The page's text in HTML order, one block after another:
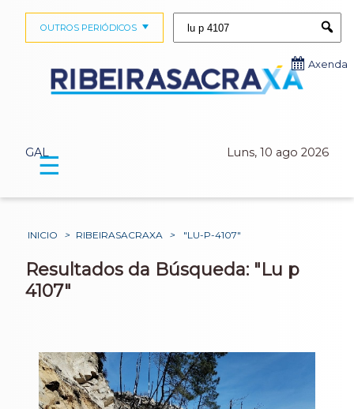
GAL Luns, 10 ago 2026
OUTROS PERIÓDICOS
Axenda
☰
INICIO > RIBEIRASACRAXA > "LU-P-4107"
Resultados da Búsqueda: "Lu p
4107"